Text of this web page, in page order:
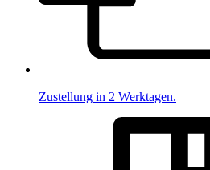
Zustellung in 2 Werktagen.